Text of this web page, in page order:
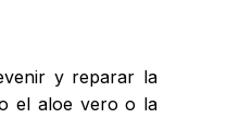
y reparar la
el aloe vero o la